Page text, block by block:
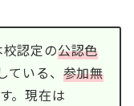
認定の公認色
ている、 参加無
。現在は